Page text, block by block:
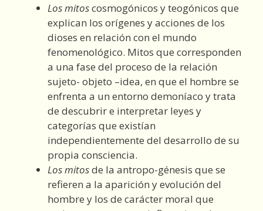
Los mitoscosmogónicos y teogónicos que
explican los orígenes y acciones de los
dioses en relación con el mundo
fenomenológico. Mitos que corresponden
a una fase del proceso de la relación
sujeto- objeto –idea, en que el hombre se
enfrenta a un entorno demoníaco y trata
de descubrir e interpretar leyes y
categorías que existían
independientemente del desarrollo de su
propia consciencia.
Los mitosde la antropo-génesis que se
refieren a la aparición y evolución del
hombre y los de carácter moral que